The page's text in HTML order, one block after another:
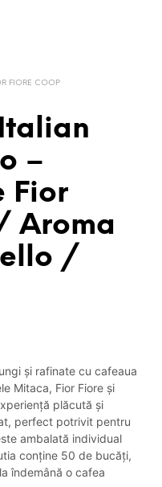
FIORE COOP
–
Fior
Aroma
/
lei.
și rafinate cu cafeaua
Mitaca, Fior Fiore și
plăcută și
perfect potrivit pentru
ambalată individual
conține 50 de bucăți,
îndemână o cafea